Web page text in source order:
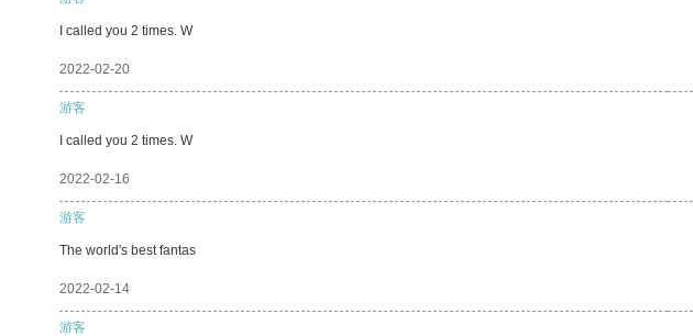
I called you 2 times. W
2022-02-20
游客
I called you 2 times. W
2022-02-16
游客
The world's best fantas
2022-02-14
游客